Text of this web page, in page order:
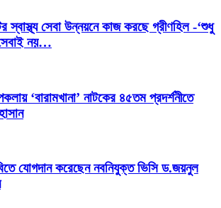
স্বাস্থ্য সেবা উন্নয়নে কাজ করছে গ্রীণহিল -‘শুধু
নয়…
‘বারামখানা’ নাটকের ৪৫তম প্রদর্শনীতে
যোগদান করেছেন নবনিযুক্ত ভিসি ড.জয়নুল